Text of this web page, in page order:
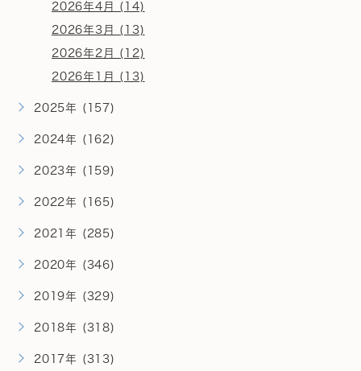
2026年4月 (14)
2026年3月 (13)
2026年2月 (12)
2026年1月 (13)
2025年 (157)
2024年 (162)
2023年 (159)
2022年 (165)
2021年 (285)
2020年 (346)
2019年 (329)
2018年 (318)
2017年 (313)